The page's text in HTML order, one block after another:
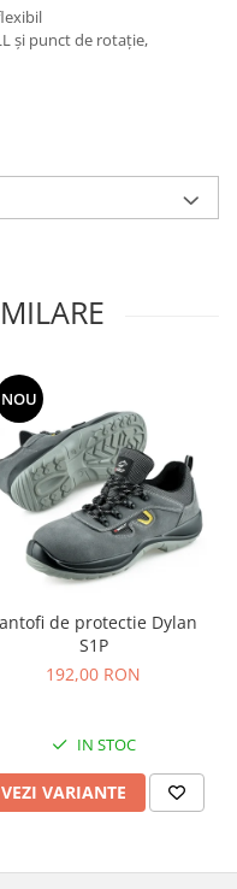
și punct de rotație,
NOU
de protectie Dylan
S1P
192,00 RON
IN STOC
VEZI VARIANTE